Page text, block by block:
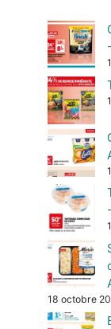
18 octobre